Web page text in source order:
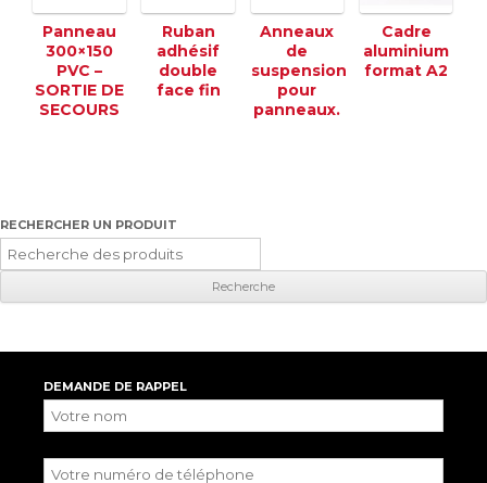
Panneau
300×150
PVC –
SORTIE DE
SECOURS
Ruban
adhésif
double
face fin
Anneaux
de
suspension
pour
panneaux.
Cadre
aluminium
format A2
RECHERCHER UN PRODUIT
Recherche
pour
:
DEMANDE DE RAPPEL